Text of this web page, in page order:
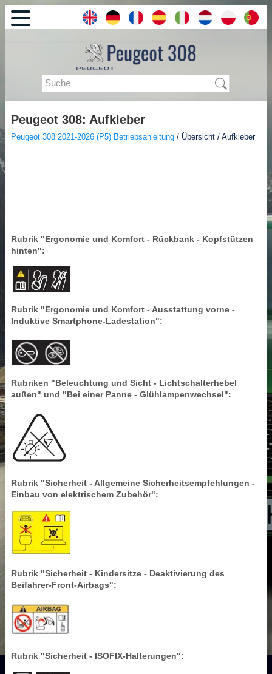
Peugeot 308: Aufkleber
Peugeot 308 2021-2026 (P5) Betriebsanleitung / Übersicht / Aufkleber
Rubrik "Ergonomie und Komfort - Rückbank - Kopfstützen
hinten":
Rubrik "Ergonomie und Komfort - Ausstattung vorne -
Induktive Smartphone-Ladestation":
Rubriken "Beleuchtung und Sicht - Lichtschalterhebel
außen" und "Bei einer Panne - Glühlampenwechsel":
Rubrik "Sicherheit - Allgemeine Sicherheitsempfehlungen -
Einbau von elektrischem Zubehör":
Rubrik "Sicherheit - Kindersitze - Deaktivierung des
Beifahrer-Front-Airbags":
Rubrik "Sicherheit - ISOFIX-Halterungen":